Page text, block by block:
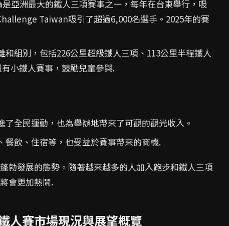
是亞洲最大的鐵人三項賽事之一，每年在台東舉行，吸
Taiwan吸引了超過6,000名選手。2025年的賽
和組別，包括226公里超級鐵人三項、113公里半程鐵人
小鐵人賽事，鼓勵兒童參與.
了全民運動，也為舉辦地帶來了可觀的觀光收入。
餐飲、住宿等，也受益於賽事帶來的商機.
勃發展的態勢。隨著越來越多的人加入跑步和鐵人三項
會更加熱鬧.
人賽市場現況與展望概覽